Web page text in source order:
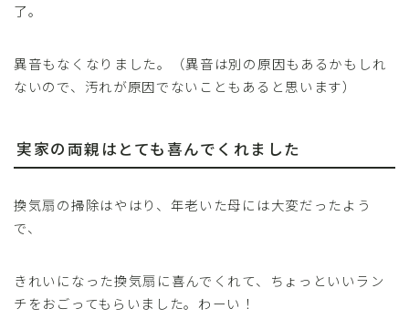
了。
異音もなくなりました。（異音は別の原因もあるかもしれ
ないので、汚れが原因でないこともあると思います）
実家の両親はとても喜んでくれました
換気扇の掃除はやはり、年老いた母には大変だったよう
で、
きれいになった換気扇に喜んでくれて、ちょっといいラン
チをおごってもらいました。わーい！